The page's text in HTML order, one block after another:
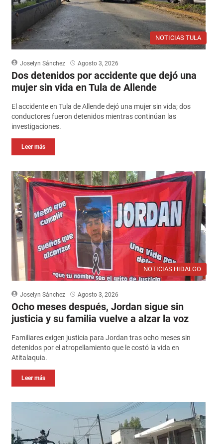
NOTICIAS TULA
Joselyn Sánchez Agosto 3, 2026
Dos detenidos por accidente que dejó una
mujer sin vida en Tula de Allende
El accidente en Tula de Allende dejó una mujer sin vida; dos
conductores fueron detenidos mientras continúan las
investigaciones.
Leer más
NOTICIAS HIDALGO
Joselyn Sánchez Agosto 3, 2026
Ocho meses después, Jordan sigue sin
justicia y su familia vuelve a alzar la voz
Familiares exigen justicia para Jordan tras ocho meses sin
detenidos por el atropellamiento que le costó la vida en
Atitalaquia.
Leer más